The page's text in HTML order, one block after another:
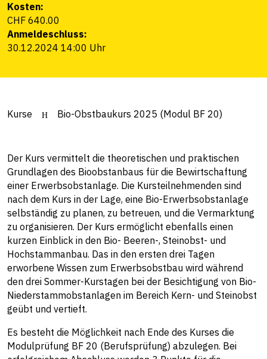
Kosten:
CHF 640.00
Anmeldeschluss:
30.12.2024 14:00 Uhr
Kurse Bio-Obstbaukurs 2025 (Modul BF 20)
Der Kurs vermittelt die theoretischen und praktischen
Grundlagen des Bioobstanbaus für die Bewirtschaftung
einer Erwerbsobstanlage. Die Kursteilnehmenden sind
nach dem Kurs in der Lage, eine Bio-Erwerbsobstanlage
selbständig zu planen, zu betreuen, und die Vermarktung
zu organisieren. Der Kurs ermöglicht ebenfalls einen
kurzen Einblick in den Bio- Beeren-, Steinobst- und
Hochstammanbau. Das in den ersten drei Tagen
erworbene Wissen zum Erwerbsobstbau wird während
den drei Sommer-Kurstagen bei der Besichtigung von Bio-
Niederstammobstanlagen im Bereich Kern- und Steinobst
geübt und vertieft.
Es besteht die Möglichkeit nach Ende des Kurses die
Modulprüfung BF 20 (Berufsprüfung) abzulegen. Bei